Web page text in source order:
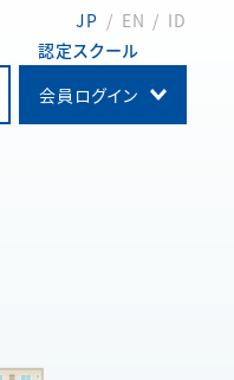
JP EN
ID
認定スクール
会員ログイン